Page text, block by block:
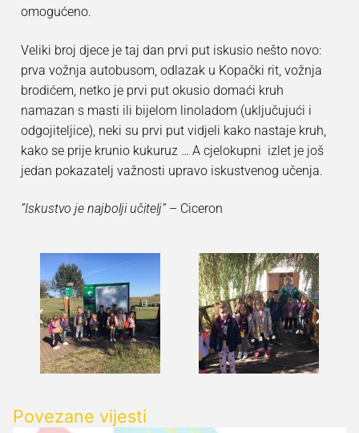
omogućeno.
Veliki broj djece je taj dan prvi put iskusio nešto novo:
prva vožnja autobusom, odlazak u Kopački rit, vožnja
brodićem, netko je prvi put okusio domaći kruh
namazan s masti ili bijelom linoladom (uključujući i
odgojiteljice), neki su prvi put vidjeli kako nastaje kruh,
kako se prije krunio kukuruz … A cjelokupni izlet je još
jedan pokazatelj važnosti upravo iskustvenog učenja.
”Iskustvo je najbolji učitelj” – Ciceron
Povezane vijesti